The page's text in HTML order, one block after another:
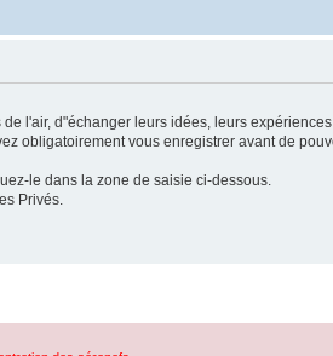
l'air, d"échanger leurs idées, leurs
obligatoirement vous enregistrer avant de
le dans la zone de saisie ci-dessous.
Privés.